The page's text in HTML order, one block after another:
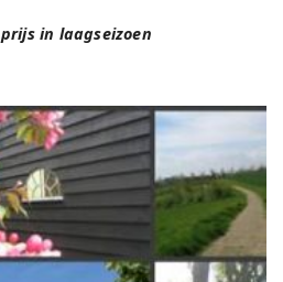
prijs in laagseizoen